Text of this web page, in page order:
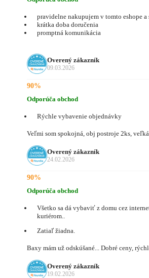
pravidelne nakupujem v tomto eshope
krátka doba doručenia
promptná komunikácia
Overený zákazník
09.03.2026
90%
Odporúča obchod
Rýchle vybavenie objednávky
Veľmi som spokojná, obj postroje 2ks,
Overený zákazník
24.02.2026
90%
Odporúča obchod
Všetko sa dá vybaviť z domu cez
kuriérom..
Zatiaľ žiadna.
Baxy mám už odskúšané... Dobré ceny,
Overený zákazník
19.02.2026